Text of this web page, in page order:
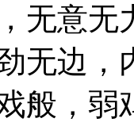
无意无
无边
般，